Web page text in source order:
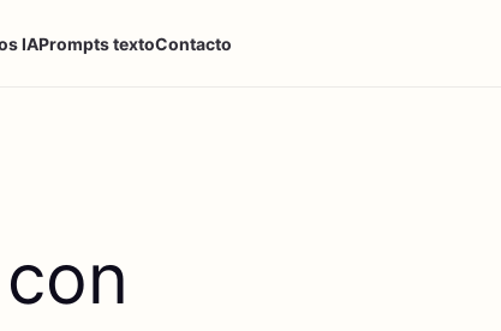
IAPrompts textoContacto